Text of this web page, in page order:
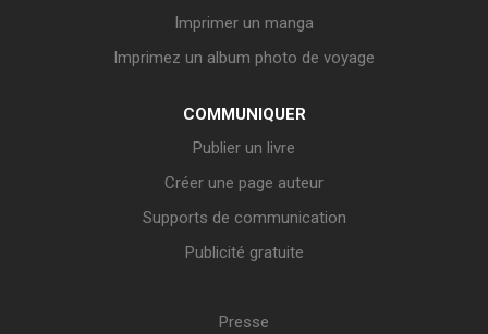
Imprimer un manga
Imprimez un album photo de voyage
COMMUNIQUER
Publier un livre
Créer une page auteur
Supports de communication
Publicité gratuite
Presse